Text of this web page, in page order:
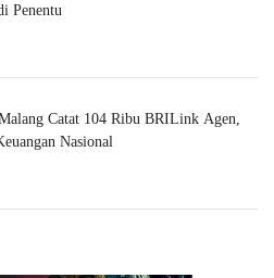
Penentu
Catat 104 Ribu BRILink Agen,
Nasional